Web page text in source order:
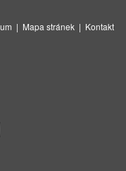
| Mapa stránek | Kontakt